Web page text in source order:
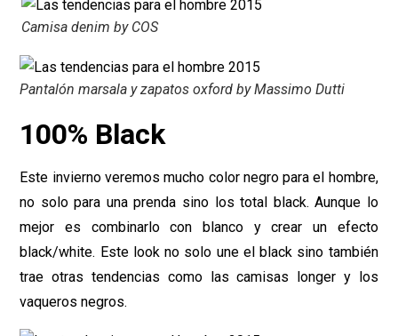
Camisa denim by COS
Pantalón marsala y zapatos oxford by Massimo Dutti
100% Black
Este invierno veremos mucho color negro para el hombre,
no solo para una prenda sino los total black. Aunque lo
mejor es combinarlo con blanco y crear un efecto
black/white. Este look no solo une el black sino también
trae otras tendencias como las camisas longer y los
vaqueros negros.